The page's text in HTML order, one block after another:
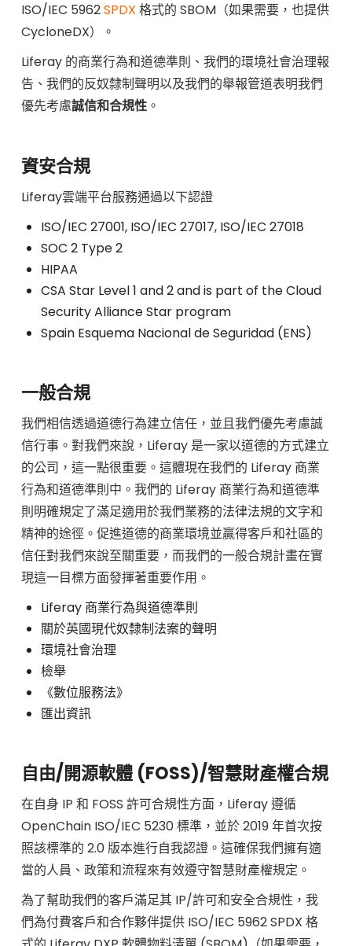
ISO/IEC 5962SPDX 格式的 SBOM（如果需要，也提供
CycloneDX）。
Liferay 的商業行為和道德準則、我們的環境社會治理報
告、我們的反奴隸制聲明以及我們的舉報管道表明我們
優先考慮誠信和合規性 。
資安合規
Liferay雲端平台服務通過以下認證
ISO/IEC 27001, ISO/IEC 27017, ISO/IEC 27018
SOC 2 Type 2
HIPAA
CSA Star Level 1 and 2 and is part of the Cloud
Security Alliance Star program
Spain Esquema Nacional de Seguridad (ENS)
一般合規
我們相信透過道德行為建立信任，並且我們優先考慮誠
信行事。對我們來說，Liferay 是一家以道德的方式建立
的公司，這一點很重要。這體現在我們的 Liferay 商業
行為和道德準則中。我們的 Liferay 商業行為和道德準
則明確規定了滿足適用於我們業務的法律法規的文字和
精神的途徑。促進道德的商業環境並贏得客戶和社區的
信任對我們來說至關重要，而我們的一般合規計畫在實
現這一目標方面發揮著重要作用。
Liferay 商業行為與道德準則
關於英國現代奴隸制法案的聲明
環境社會治理
檢舉
《數位服務法》
匯出資訊
自由/開源軟體 (FOSS)/智慧財產權合規
在自身 IP 和 FOSS 許可合規性方面，Liferay 遵循
OpenChain ISO/IEC 5230 標準，並於 2019 年首次按
照該標準的 2.0 版本進行自我認證。這確保我們擁有適
當的人員、政策和流程來有效遵守智慧財產權規定。
為了幫助我們的客戶滿足其 IP/許可和安全合規性，我
們為付費客戶和合作夥伴提供 ISO/IEC 5962 SPDX 格